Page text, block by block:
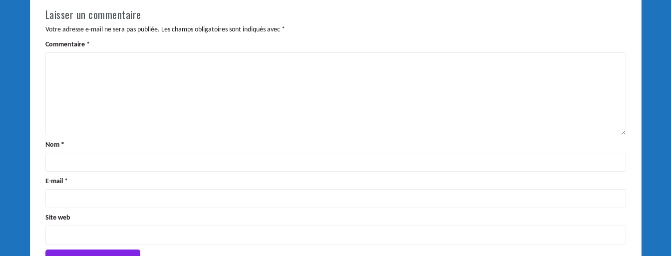
Laisser un commentaire
Votre adresse e-mail ne sera pas publiée. Les champs obligatoires sont indiqués avec *
Commentaire *
Nom *
E-mail *
Site web